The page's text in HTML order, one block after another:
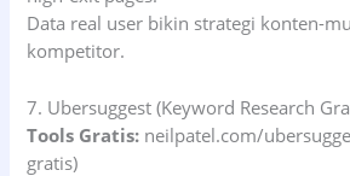
Data real user bikin strategi konten-
kompetitor.
7. Ubersuggest (Keyword Research
Tools Gratis: neilpatel.com/
gratis)